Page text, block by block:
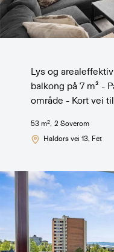
Lys og
balkong på 7 m² -
område - Kort vei
53 m2, 2 Soverom
Haldors vei 13, Fet